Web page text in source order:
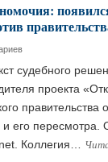
судебного
проекта
правительства
его пересмотра.
Коллегия…